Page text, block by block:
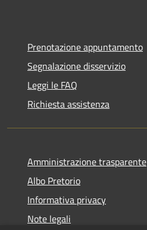
Prenotazione appuntamento
Segnalazione disservizio
Leggi le FAQ
Richiesta assistenza
Amministrazione trasparente
Albo Pretorio
Informativa privacy
Note legali